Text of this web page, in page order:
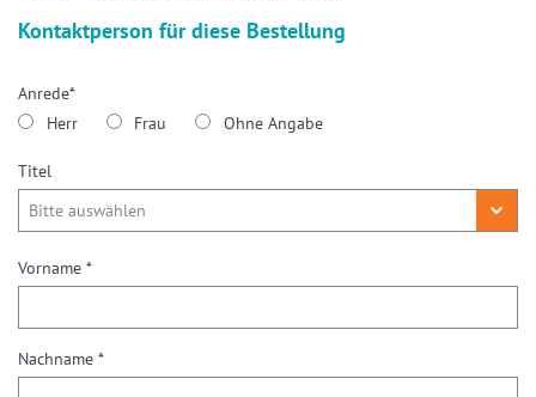
Kontaktperson für diese Bestellung
Anrede*
Herr
Frau Ohne Angabe
Titel
Vorname *
Nachname *